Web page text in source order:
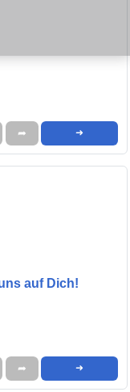
➦ ➜
auf Dich!
➦ ➜